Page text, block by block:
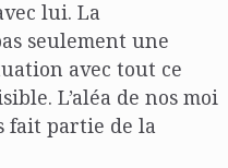
lui. La
seulement une
avec tout ce
L’aléa de nos moi
fait partie de la